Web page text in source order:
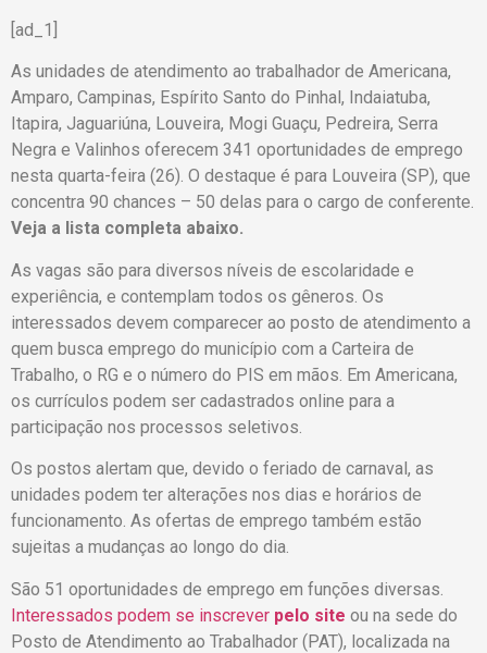
[ad_1]
As unidades de atendimento ao trabalhador de Americana,
Amparo, Campinas, Espírito Santo do Pinhal, Indaiatuba,
Itapira, Jaguariúna, Louveira, Mogi Guaçu, Pedreira, Serra
Negra e Valinhos oferecem 341 oportunidades de emprego
nesta quarta-feira (26). O destaque é para Louveira (SP), que
concentra 90 chances – 50 delas para o cargo de conferente.
Veja a lista completa abaixo.
As vagas são para diversos níveis de escolaridade e
experiência, e contemplam todos os gêneros. Os
interessados devem comparecer ao posto de atendimento a
quem busca emprego do município com a Carteira de
Trabalho, o RG e o número do PIS em mãos. Em Americana,
os currículos podem ser cadastrados online para a
participação nos processos seletivos.
Os postos alertam que, devido o feriado de carnaval, as
unidades podem ter alterações nos dias e horários de
funcionamento. As ofertas de emprego também estão
sujeitas a mudanças ao longo do dia.
São 51 oportunidades de emprego em funções diversas.
Interessados podem se inscrever pelo site ou na sede do
Posto de Atendimento ao Trabalhador (PAT), localizada na